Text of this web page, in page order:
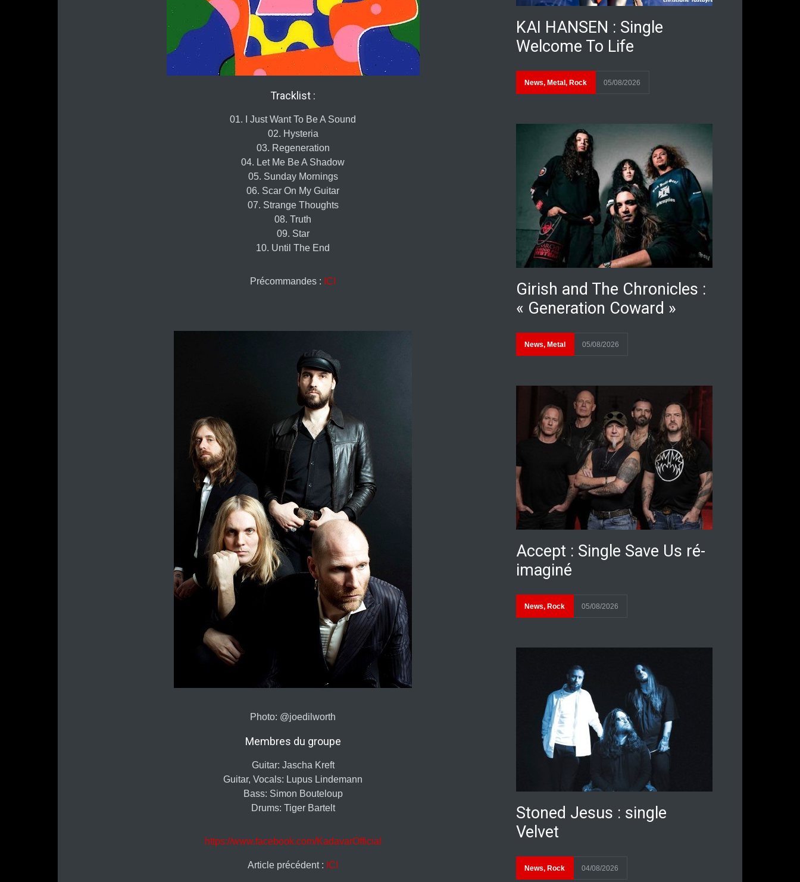
Tracklist :
01. I Just Want To Be A Sound
02. Hysteria
03. Regeneration
04. Let Me Be A Shadow
05. Sunday Mornings
06. Scar On My Guitar
07. Strange Thoughts
08. Truth
09. Star
10. Until The End
Précommandes : ICI
Photo: @joedilworth
Membres du groupe
Guitar: Jascha Kreft
Guitar, Vocals: Lupus Lindemann
Bass: Simon Bouteloup
Drums: Tiger Bartelt
https://www.facebook.com/KadavarOfficial
Article précédent : ICI
KAI HANSEN : Single
Welcome To Life
News, Metal , Rock 05/08/2026
Girish and The Chronicles :
« Generation Coward »
News, Metal 05/08/2026
Accept : Single Save Us ré-
imaginé
News, Rock 05/08/2026
Stoned Jesus : single
Velvet
News, Rock 04/08/2026